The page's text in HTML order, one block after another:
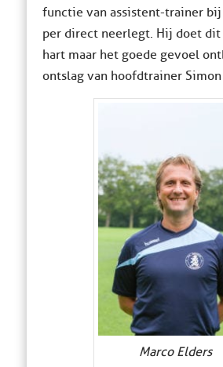
functie van assistent-trainer
per direct neerlegt. Hij doet
hart maar het goede gevoel
ontslag van hoofdtrainer
Marco Elders